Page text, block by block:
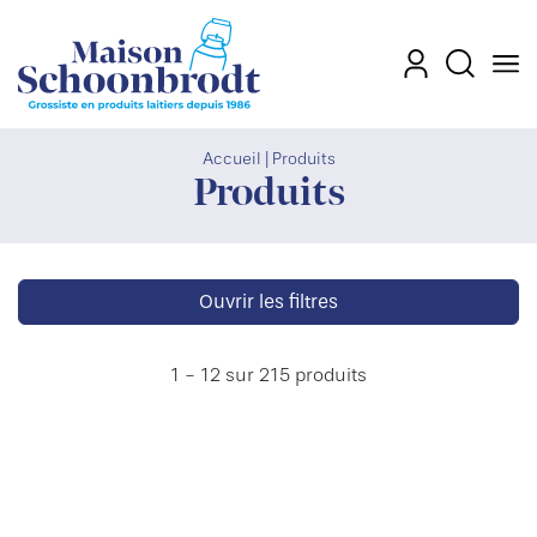
Accueil Produits
Produits
Ouvrir les filtres
1 - 12 sur 215 produits